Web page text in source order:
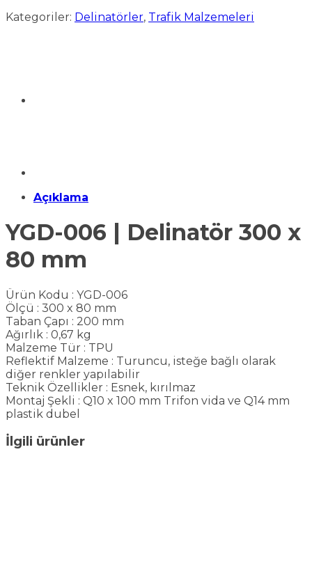
Kategoriler: Delinatörler, Trafik Malzemeleri
Açıklama
YGD-006 | Delinatör 300 x
80 mm
Ürün Kodu : YGD-006
Ölçü : 300 x 80 mm
Taban Çapı : 200 mm
Ağırlık : 0,67 kg
Malzeme Tür : TPU
Reflektif Malzeme : Turuncu, isteğe bağlı olarak
diğer renkler yapılabilir
Teknik Özellikler : Esnek, kırılmaz
Montaj Şekli : Q10 x 100 mm Trifon vida ve Q14 mm
plastik dubel
İlgili ürünler